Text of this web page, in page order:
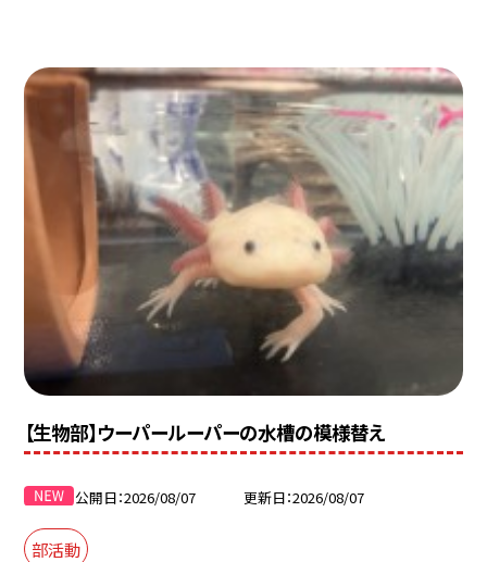
【生物部】ウーパールーパーの水槽の模様替え
公開日 2026/08/07 更新日 2026/08/07
部活動